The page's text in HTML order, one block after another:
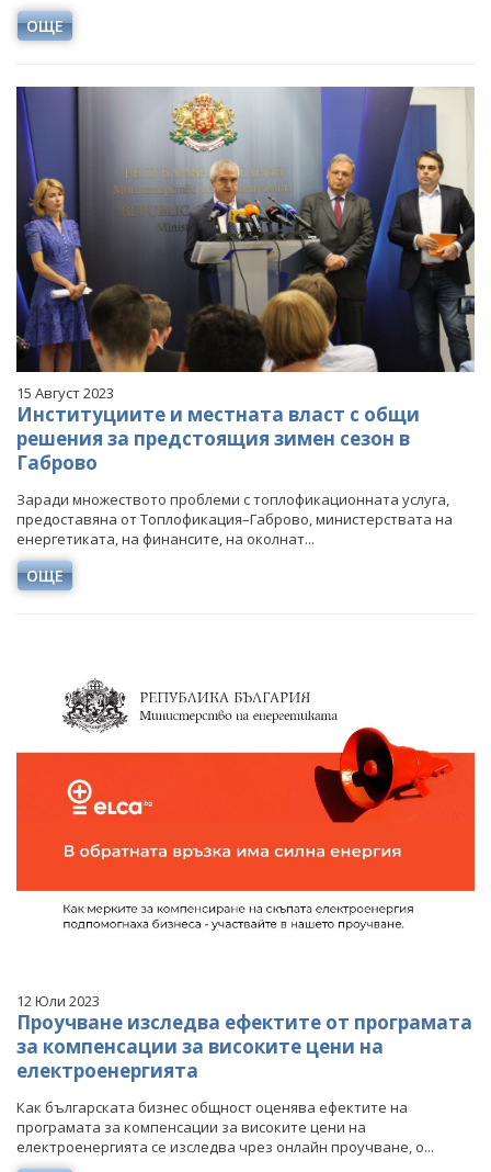
ОЩЕ
15 Август 2023
Институциите и местната власт с общи
решения за предстоящия зимен сезон в
Габрово
Заради множеството проблеми с топлофикационната услуга,
предоставяна от Топлофикация–Габрово, министерствата на
енергетиката, на финансите, на околнат...
ОЩЕ
12 Юли 2023
Проучване изследва ефектите от програмата
за компенсации за високите цени на
електроенергията
Как българската бизнес общност оценява ефектите на
програмата за компенсации за високите цени на
електроенергията се изследва чрез онлайн проучване, о...